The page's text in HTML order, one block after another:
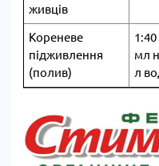
живців
Кореневе
підживлення
(полив)
мл
л